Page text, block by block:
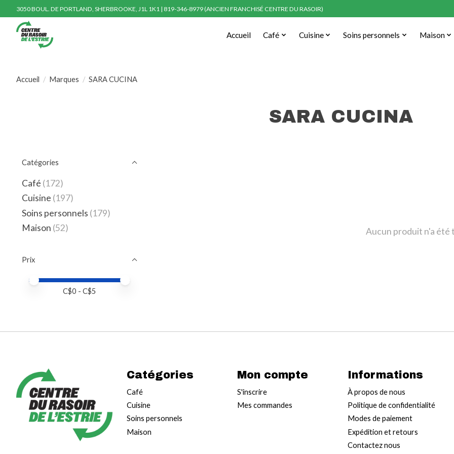
3050 BOUL. DE PORTLAND, SHERBROOKE, J1L 1K1 | 819-346-8979 (ANCIEN FRANCHISÉ CENTRE DU RASOIR)
Accueil Café Cuisine Soins personnels Maison
Accueil / Marques / SARA CUCINA
SARA CUCINA
Catégories
Café (172)
Cuisine (197)
Soins personnels (179)
Maison (52)
Prix
Prix minimum
Price maximum value
C$0 - C$5
Aucun produit n'a été
Catégories
Café
Cuisine
Soins personnels
Maison
Mon compte
S'inscrire
Mes commandes
Informations
À propos de nous
Politique de confidentialité
Modes de paiement
Expédition et retours
Contactez nous